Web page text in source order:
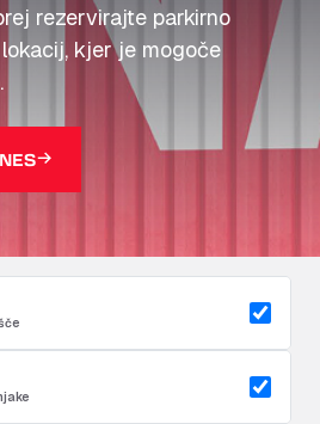
rezervirajte parkirno
kjer je mogoče